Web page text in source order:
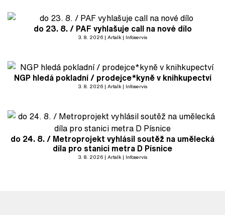
do 23. 8. / PAF vyhlašuje call na nové dílo
3. 8. 2026 Artalk Infoservis
NGP hledá pokladní / prodejce*kyně v knihkupectví
3. 8. 2026 Artalk Infoservis
do 24. 8. / Metroprojekt vyhlásil soutěž na umělecká
díla pro stanici metra D Písnice
3. 8. 2026 Artalk Infoservis